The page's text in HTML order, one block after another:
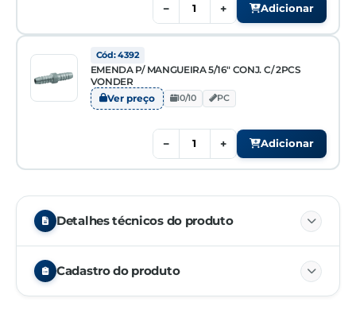
− + Adicionar
Cód: 4392
EMENDA P/ MANGUEIRA 5/16" CONJ. C/ 2PCS
VONDER
Ver preço 10/10 PC
− + Adicionar
Detalhes técnicos do produto
AÇO ZINCADO
Cadastro do produto